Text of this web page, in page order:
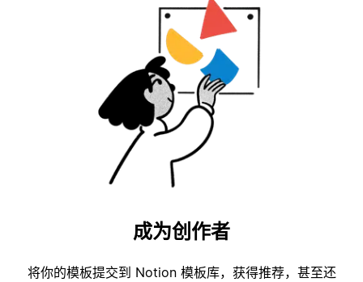
成为创作者
将你的模板提交到 Notion 模板库，获得推荐，甚至还